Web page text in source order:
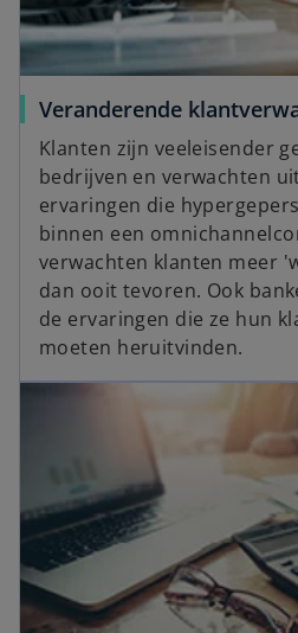
Veranderende
Klanten zijn veeleisender
bedrijven en verwachten
ervaringen die
binnen een
verwachten klanten meer
dan ooit tevoren. Ook
de ervaringen die ze hun
moeten heruitvinden.